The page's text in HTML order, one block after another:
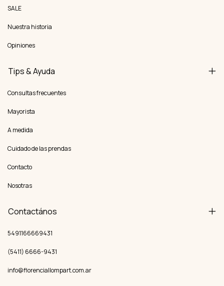
SALE
Nuestra historia
Opiniones
Tips & Ayuda
Consultas frecuentes
Mayorista
A medida
Cuidado de las prendas
Contacto
Nosotras
Contactános
5491166669431
(5411) 6666-9431
info@florenciallompart.com.ar